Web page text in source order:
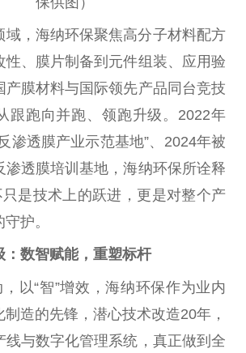
域，海纳环保聚焦高分子材料配方
性、膜片制备到元件组装、应用验
产膜材料与国际领先产品同 台竞技
跟跑向并跑、领跑升级。2022年
渗透膜产业示范基地”、2024年被
渗透膜培训基地，海纳环保所诠释
只是技术上的跃进，更是对整个产
护。
：数智赋能，重塑标杆
，以“智”增效，海纳环保作为业内
造的先锋，潜心技术改造20年，
线与数字化管理系统，真正做到全